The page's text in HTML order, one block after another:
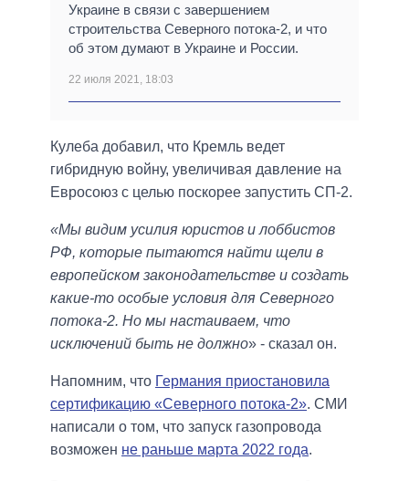
Украине в связи с завершением
строительства Северного потока-2, и что
об этом думают в Украине и России.
22 июля 2021, 18:03
Кулеба добавил, что Кремль ведет
гибридную войну, увеличивая давление на
Евросоюз с целью поскорее запустить СП-2.
«Мы видим усилия юристов и лоббистов
РФ, которые пытаются найти щели в
европейском законодательстве и создать
какие-то особые условия для Северного
потока-2. Но мы настаиваем, что
исключений быть не должно» - сказал он.
Напомним, что Германия приостановила
сертификацию «Северного потока-2». СМИ
написали о том, что запуск газопровода
возможен не раньше марта 2022 года.